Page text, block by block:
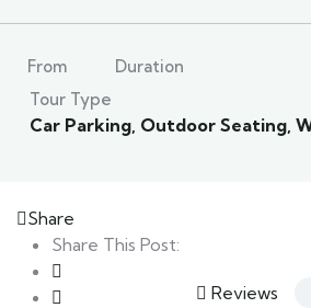
From
Duration
Tour Type
Car Parking, Outdoor Seating,
Share
Share This Post:
Reviews